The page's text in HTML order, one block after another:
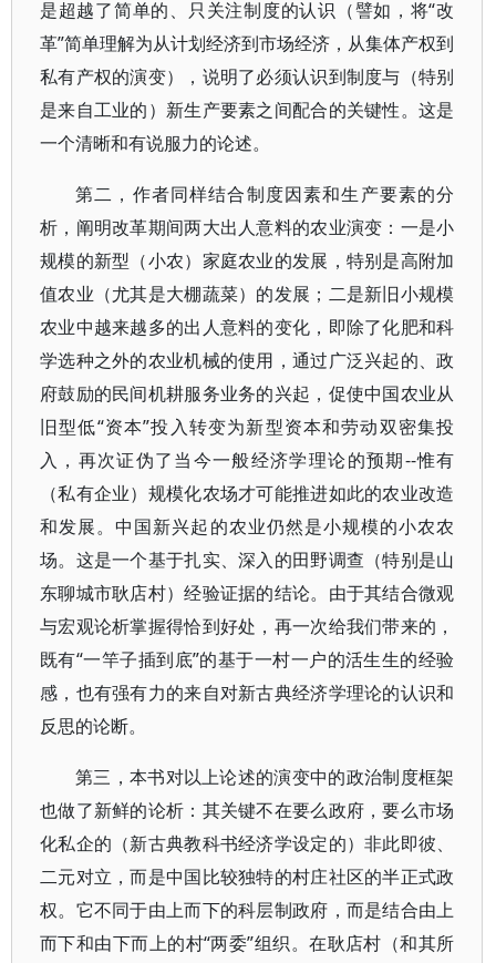
是超越了简单的、只关注制度的认识（譬如，将“改
革”简单理解为从计划经济到市场经济，从集体产权到
私有产权的演变），说明了必须认识到制度与（特别
是来自工业的）新生产要素之间配合的关键性。这是
一个清晰和有说服力的论述。
第二，作者同样结合制度因素和生产要素的分
析，阐明改革期间两大出人意料的农业演变：一是小
规模的新型（小农）家庭农业的发展，特别是高附加
值农业（尤其是大棚蔬菜）的发展；二是新旧小规模
农业中越来越多的出人意料的变化，即除了化肥和科
学选种之外的农业机械的使用，通过广泛兴起的、政
府鼓励的民间机耕服务业务的兴起，促使中国农业从
旧型低“资本”投入转变为新型资本和劳动双密集投
入，再次证伪了当今一般经济学理论的预期--惟有
（私有企业）规模化农场才可能推进如此的农业改造
和发展。中国新兴起的农业仍然是小规模的小农农
场。这是一个基于扎实、深入的田野调查（特别是山
东聊城市耿店村）经验证据的结论。由于其结合微观
与宏观论析掌握得恰到好处，再一次给我们带来的，
既有“一竿子插到底”的基于一村一户的活生生的经验
感，也有强有力的来自对新古典经济学理论的认识和
反思的论断。
第三，本书对以上论述的演变中的政治制度框架
也做了新鲜的论析：其关键不在要么政府，要么市场
化私企的（新古典教科书经济学设定的）非此即彼、
二元对立，而是中国比较独特的村庄社区的半正式政
权。它不同于由上而下的科层制政府，而是结合由上
而下和由下而上的村“两委”组织。在耿店村（和其所